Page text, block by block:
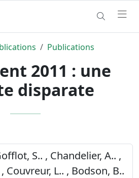
Publications
2011 : une
disparate
S.. , Chandelier, A.. ,
Couvreur, L.. , Bodson, B..